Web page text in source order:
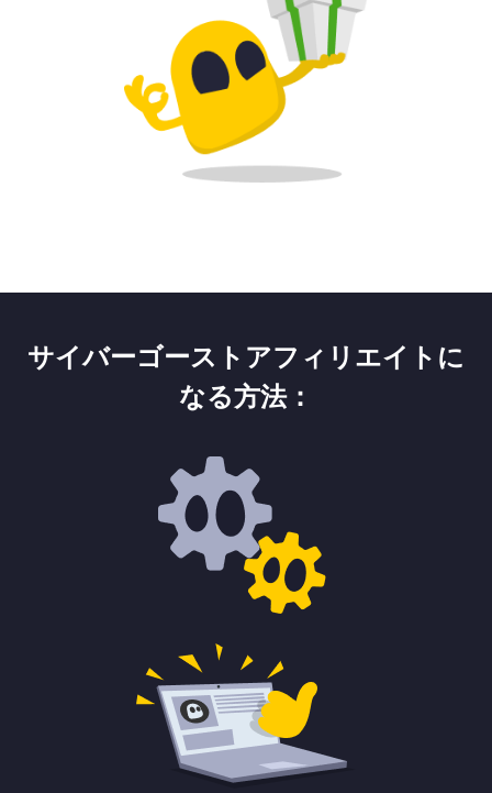
サイバーゴーストアフィリエイトに
なる方法：